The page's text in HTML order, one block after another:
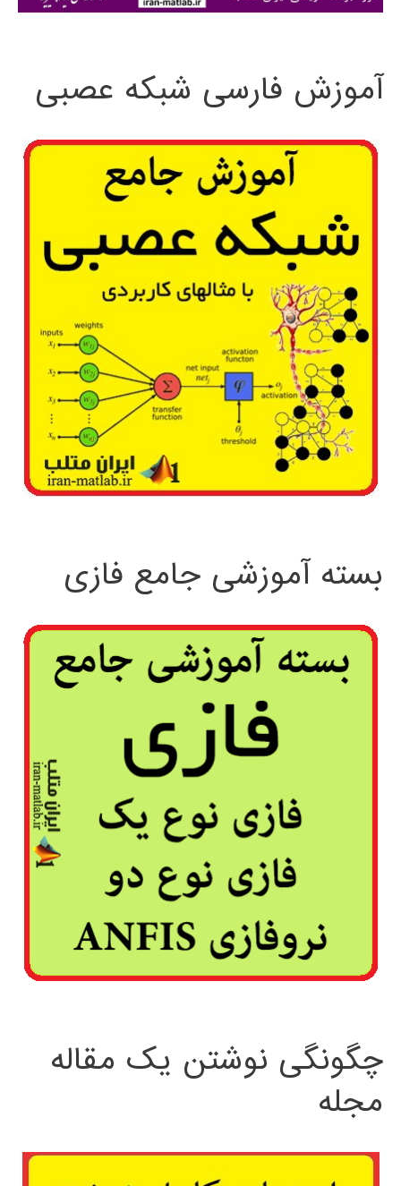
آموزش فارسی شبکه عصبی
بسته آموزشی جامع فازی
چگونگی نوشتن یک مقاله
مجله